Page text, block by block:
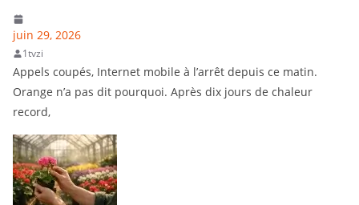
juin 29, 2026
1tvzi
Appels coupés, Internet mobile à l’arrêt depuis ce matin.
Orange n’a pas dit pourquoi. Après dix jours de chaleur
record,